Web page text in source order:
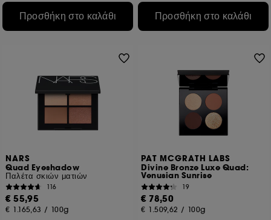
Προσθήκη στο καλάθι Προσθήκη στο καλάθι
NARS
Quad Eyeshadow
Παλέτα σκιών ματιών
116
€ 55,95
€ 1.165,63 / 100g
PAT MCGRATH LABS
Divine Bronze Luxe Quad:
Venusian Sunrise
19
€ 78,50
€ 1.509,62 / 100g